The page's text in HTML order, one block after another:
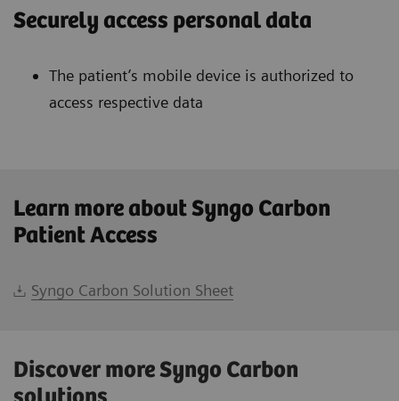
Securely access personal data
The patient’s mobile device is authorized to
access respective data
Learn more about Syngo Carbon
Patient Access
Syngo Carbon Solution Sheet
Discover more Syngo Carbon